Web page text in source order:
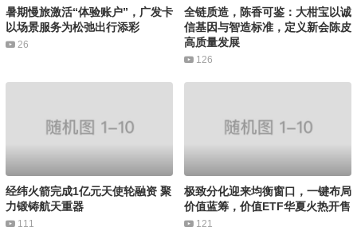
暑期慢旅激活“体验账户”，广发卡
以场景服务为松弛出行添彩
26
全链质造，陈香可鉴：大柑宝以诚
信基因与智造标准，定义新会陈皮
高质量发展
126
经纬火箭完成1亿元天使轮融资 聚
力锻铸航天重器
111
极致分化迎来均衡窗口，一键布局
价值蓝筹，价值ETF华夏火热开售
121